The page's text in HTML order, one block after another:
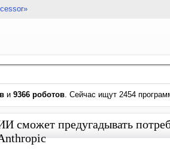
и 9366 роботов. Сейчас ищут 2454
сможет предугадывать